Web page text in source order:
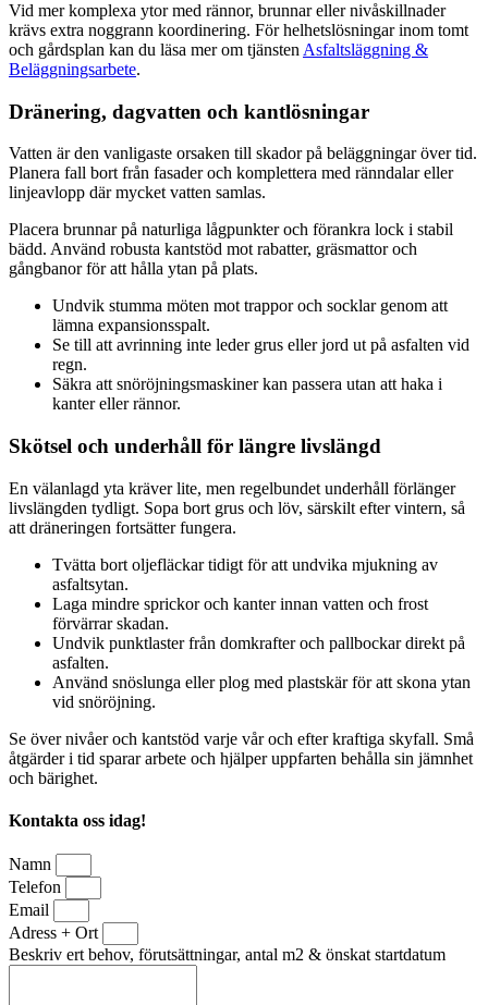
Vid mer komplexa ytor med rännor, brunnar eller nivåskillnader
krävs extra noggrann koordinering. För helhetslösningar inom tomt
och gårdsplan kan du läsa mer om tjänsten Asfaltsläggning &
Beläggningsarbete.
Dränering, dagvatten och kantlösningar
Vatten är den vanligaste orsaken till skador på beläggningar över tid.
Planera fall bort från fasader och komplettera med ränndalar eller
linjeavlopp där mycket vatten samlas.
Placera brunnar på naturliga lågpunkter och förankra lock i stabil
bädd. Använd robusta kantstöd mot rabatter, gräsmattor och
gångbanor för att hålla ytan på plats.
Undvik stumma möten mot trappor och socklar genom att
lämna expansionsspalt.
Se till att avrinning inte leder grus eller jord ut på asfalten vid
regn.
Säkra att snöröjningsmaskiner kan passera utan att haka i
kanter eller rännor.
Skötsel och underhåll för längre livslängd
En välanlagd yta kräver lite, men regelbundet underhåll förlänger
livslängden tydligt. Sopa bort grus och löv, särskilt efter vintern, så
att dräneringen fortsätter fungera.
Tvätta bort oljefläckar tidigt för att undvika mjukning av
asfaltsytan.
Laga mindre sprickor och kanter innan vatten och frost
förvärrar skadan.
Undvik punktlaster från domkrafter och pallbockar direkt på
asfalten.
Använd snöslunga eller plog med plastskär för att skona ytan
vid snöröjning.
Se över nivåer och kantstöd varje vår och efter kraftiga skyfall. Små
åtgärder i tid sparar arbete och hjälper uppfarten behålla sin jämnhet
och bärighet.
Kontakta oss idag!
Namn
Telefon
Email
Adress + Ort
Beskriv ert behov, förutsättningar, antal m2 & önskat startdatum